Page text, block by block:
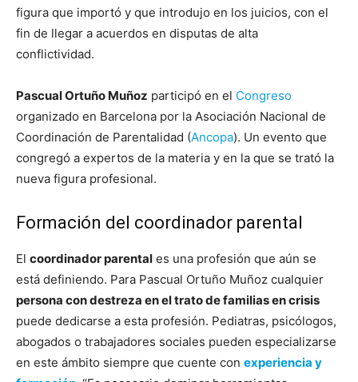
figura que importó y que introdujo en los juicios, con el
fin de llegar a acuerdos en disputas de alta
conflictividad.
Pascual Ortuño Muñoz participó en el Congreso
organizado en Barcelona por la Asociación Nacional de
Coordinación de Parentalidad (Ancopa). Un evento que
congregó a expertos de la materia y en la que se trató la
nueva figura profesional.
Formación del coordinador parental
El coordinador parental es una profesión que aún se
está definiendo. Para Pascual Ortuño Muñoz cualquier
persona con destreza en el trato de familias en crisis
puede dedicarse a esta profesión. Pediatras, psicólogos,
abogados o trabajadores sociales pueden especializarse
en este ámbito siempre que cuente con experiencia y